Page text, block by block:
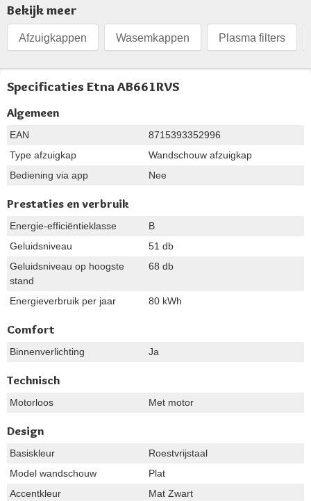
Bekijk meer
Afzuigkappen Wasemkappen Plasma filters
Specificaties Etna AB661RVS
Algemeen
EAN
8715393352996
Type afzuigkap
Wandschouw afzuigkap
Bediening via app
Nee
Prestaties en verbruik
Energie-efficiëntieklasse
B
Geluidsniveau
51 db
Geluidsniveau op hoogste
stand
68 db
Energieverbruik per jaar 80 kWh
Comfort
Binnenverlichting Ja
Technisch
Motorloos Met motor
Design
Basiskleur
Roestvrijstaal
Model wandschouw
Plat
Accentkleur
Mat Zwart